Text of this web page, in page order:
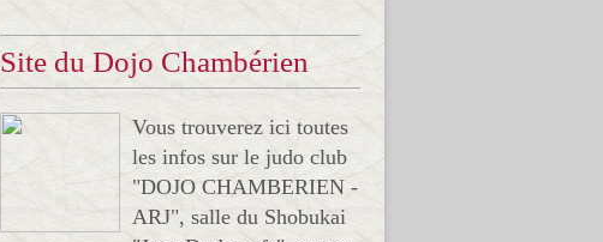
Site du Dojo Chambérien
Vous trouverez ici toutes
les infos sur le judo club
"DOJO CHAMBERIEN -
ARJ", salle du Shobukai